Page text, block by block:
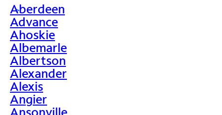
>
Aberdeen
Advance
Ahoskie
Albemarle
Albertson
Alexander
Alexis
Angier
Ansonville